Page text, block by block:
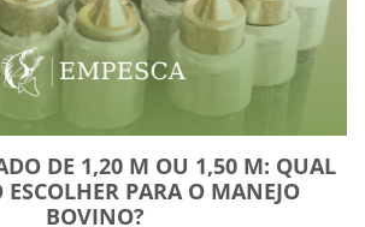
DE 1,20 M OU 1,50 M: QUAL
PARA O MANEJO
BOVINO?